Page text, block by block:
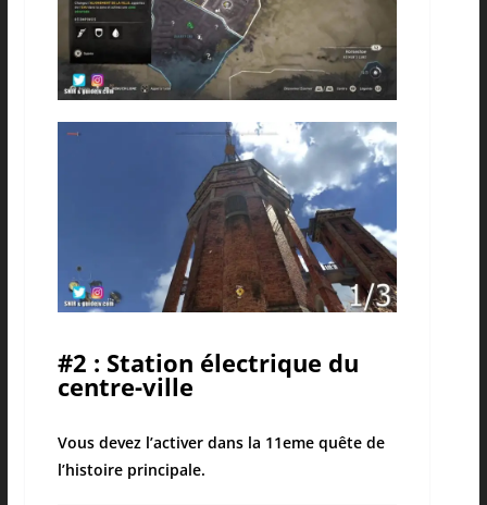
#2 : Station électrique du
centre-ville
Vous devez l’activer dans la 11eme quête de
l’histoire principale.